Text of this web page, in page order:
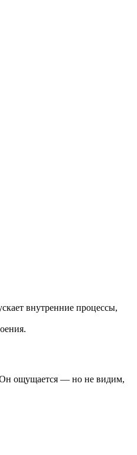
внутренние процессы,
Он ощущается — но не видим,